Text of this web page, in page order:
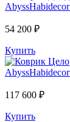
AbyssHabidecor
54 200 ₽
Купить
AbyssHabidecor
117 600 ₽
Купить